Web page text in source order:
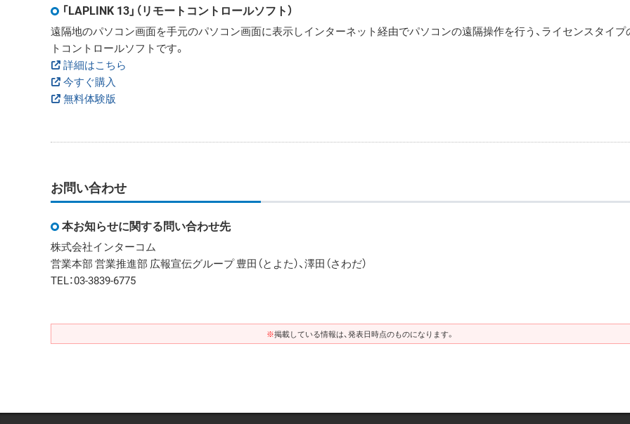
「LAPLINK 13」（リモートコントロールソフト）
遠隔地のパソコン画面を手元のパソコン画面に表示しインターネット経由でパソコンの遠隔操作を行う、ライセンスタイプ
トコントロールソフトです。
詳細はこちら
今すぐ購入
無料体験版
お問い合わせ
本お知らせに関する問い合わせ先
株式会社インターコム
営業本部 営業推進部 広報宣伝グループ 豊田（とよた）、澤田（さわだ）
TEL：03-3839-6775
※掲載している情報は、発表日時点のものになります。